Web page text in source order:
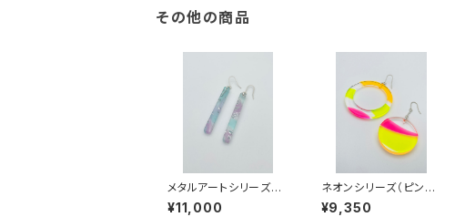
その他の商品
メタルアートシリーズ
（シャーベット系）MS-S
¥11,000
ネオンシリーズ（ピンク
系）NP-ML24002
¥9,350